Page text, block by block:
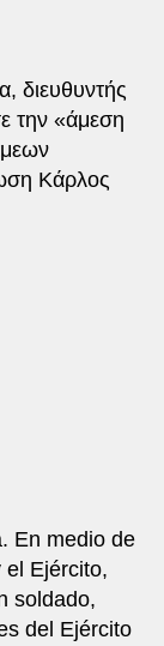
διευθυντής
την «άμεση
Κάρλος
En medio de
el Ejército,
soldado,
del Ejército